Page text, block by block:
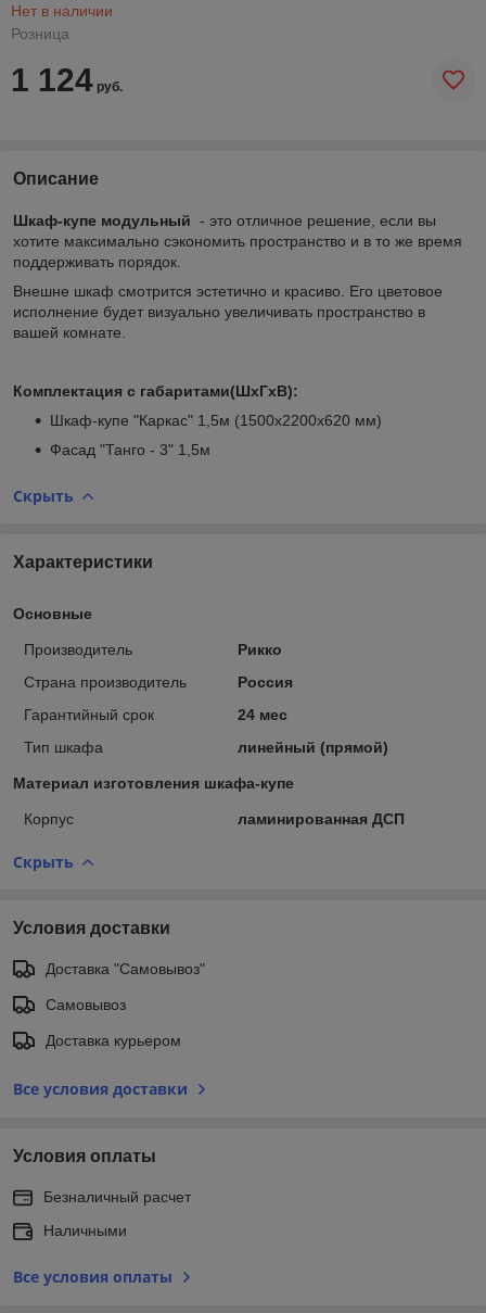
Нет в наличии
Розница
1 124 руб.
Описание
Шкаф-купе модульный - это отличное решение, если вы
хотите максимально сэкономить пространство и в то же время
поддерживать порядок.
Внешне шкаф смотрится эстетично и красиво. Его цветовое
исполнение будет визуально увеличивать пространство в
вашей комнате.
Комплектация с габаритами(ШхГхВ):
Шкаф-купе "Каркас" 1,5м (1500х2200х620 мм)
Фасад "Танго - 3" 1,5м
Скрыть
Характеристики
Основные
Производитель
Рикко
Страна производитель
Россия
Гарантийный срок
24 мес
Тип шкафа
линейный (прямой)
Материал изготовления шкафа-купе
Корпус ламинированная ДСП
Скрыть
Условия доставки
Доставка "Самовывоз"
Самовывоз
Доставка курьером
Все условия доставки
Условия оплаты
Безналичный расчет
Наличными
Все условия оплаты